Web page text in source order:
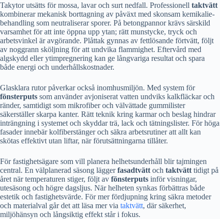
Takytor utsätts för mossa, lavar och surt nedfall. Professionell taktvätt
kombinerar mekanisk borttagning av påväxt med skonsam kemikalie­
behandling som neutraliserar sporer. På betongpannor krävs särskild
varsamhet för att inte öppna upp ytan; rätt munstycke, tryck och
arbetsvinkel är avgörande. Plåttak gynnas av fettlösande förtvätt, följt
av noggrann sköljning för att undvika flammighet. Eftervård med
algskydd eller ytimpregnering kan ge långvariga resultat och spara
både energi och underhållskostnader.
Glasklara rutor påverkar också inomhusmiljön. Med system för
fönsterputs som använder avjoniserat vatten undviks kalkfläckar och
ränder, samtidigt som mikrofiber och välvättade gummilister
säkerställer skarpa kanter. Rätt teknik kring karmar och beslag hindrar
inträngning i systemet och skyddar trä, lack och tätningslister. För höga
fasader innebär kolfiberstänger och säkra arbetsrutiner att allt kan
skötas effektivt utan liftar, när förutsättningarna tillåter.
För fastighetsägare som vill planera helhetsunderhåll blir tajmingen
central. En välplanerad säsong läggerfasadtvätt och taktvätt tidigt på
året när temperaturen stiger, följt av fönsterputs inför visningar,
utesäsong och högre dagsljus. När helheten synkas förbättras både
estetik och fastighetsvärde. För mer fördjupning kring säkra metoder
och materialval går det att läsa mer via taktvätt, där säkerhet,
miljöhänsyn och långsiktig effekt står i fokus.